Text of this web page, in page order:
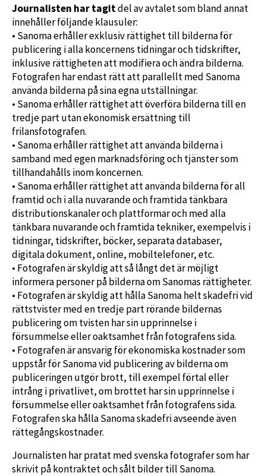
Journalisten har tagitdel av avtalet som bland annat
innehåller följande klausuler:
• Sanoma erhåller exklusiv rättighet till bilderna för
publicering i alla koncernens tidningar och tidskrifter,
inklusive rättigheten att modifiera och ändra bilderna.
Fotografen har endast rätt att parallellt med Sanoma
använda bilderna på sina egna utställningar.
• Sanoma erhåller rättighet att överföra bilderna till en
tredje part utan ekonomisk ersättning till
frilansfotografen.
• Sanoma erhåller rättighet att använda bilderna i
samband med egen marknadsföring och tjänster som
tillhandahålls inom koncernen.
• Sanoma erhåller rättighet att använda bilderna för all
framtid och i alla nuvarande och framtida tänkbara
distributionskanaler och plattformar och med alla
tänkbara nuvarande och framtida tekniker, exempelvis i
tidningar, tidskrifter, böcker, separata databaser,
digitala dokument, online, mobiltelefoner, etc.
• Fotografen är skyldig att så långt det är möjligt
informera personer på bilderna om Sanomas rättigheter.
• Fotografen är skyldig att hålla Sanoma helt skadefri vid
rättstvister med en tredje part rörande bildernas
publicering om tvisten har sin upprinnelse i
försummelse eller oaktsamhet från fotografens sida.
• Fotografen är ansvarig för ekonomiska kostnader som
uppstår för Sanoma vid publicering av bilderna om
publiceringen utgör brott, till exempel förtal eller
intrång i privatlivet, om brottet har sin upprinnelse i
försummelse eller oaktsamhet från fotografens sida.
Fotografen ska hålla Sanoma skadefri avseende även
rättegångskostnader.
Journalisten har pratat med svenska fotografer som har
skrivit på kontraktet och sålt bilder till Sanoma.